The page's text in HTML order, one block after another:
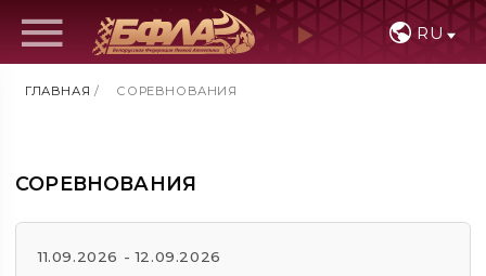
RU
ГЛАВНАЯ / СОРЕВНОВАНИЯ
СОРЕВНОВАНИЯ
11.09.2026 - 12.09.2026